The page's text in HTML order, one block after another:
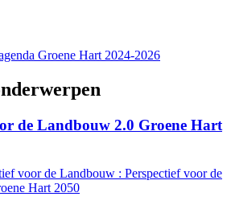
Groene Hart 2024-2026
de Landbouw 2.0 Groene Hart
voor de Landbouw : Perspectief voor de
Hart 2050